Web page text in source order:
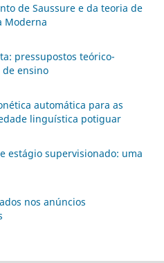
de Saussure e da teoria de
Moderna
pressupostos teórico-
de ensino
automática para as
linguística potiguar
estágio supervisionado: uma
nos anúncios